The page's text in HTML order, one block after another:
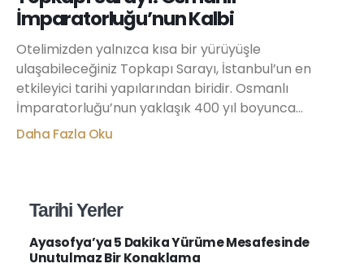
İmparatorluğu’nun Kalbi
Otelimizden yalnızca kısa bir yürüyüşle
ulaşabileceğiniz Topkapı Sarayı, İstanbul’un en
etkileyici tarihi yapılarından biridir. Osmanlı
İmparatorluğu’nun yaklaşık 400 yıl boyunca...
Daha Fazla Oku
Tarihi Yerler
Ayasofya’ya 5 Dakika Yürüme Mesafesinde
Unutulmaz Bir Konaklama